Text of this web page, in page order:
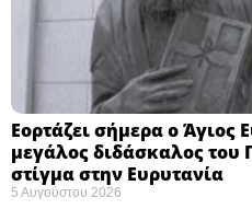
Εορτάζει σήμερα ο Άγιος
μεγάλος διδάσκαλος του
στίγμα στην Ευρυτανία
5 Αυγούστου 2026